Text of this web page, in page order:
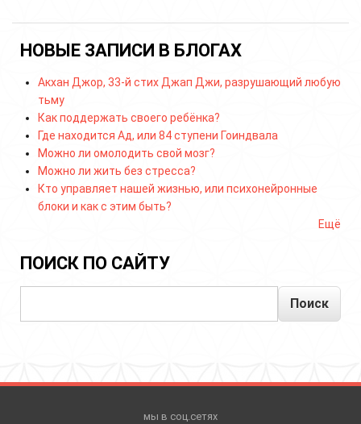
НОВЫЕ ЗАПИСИ В БЛОГАХ
Акхан Джор, 33-й стих Джап Джи, разрушающий любую
тьму
Как поддержать своего ребёнка?
Где находится Ад, или 84 ступени Гоиндвала
Можно ли омолодить свой мозг?
Можно ли жить без стресса?
Кто управляет нашей жизнью, или психонейронные
блоки и как с этим быть?
Ещё
ПОИСК ПО САЙТУ
мы в соц.сетях